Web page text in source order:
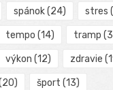
spánok(24) stres
tempo (14) tramp
výkon (12) zdravie
šport (13)